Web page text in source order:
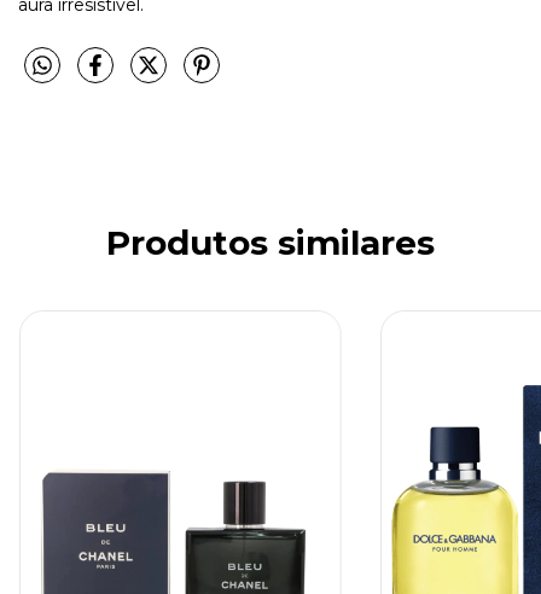
aura irresistível.
Produtos similares